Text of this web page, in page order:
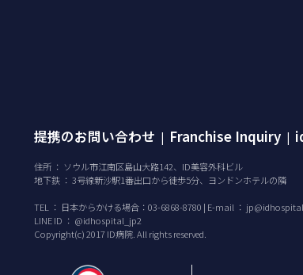
提携のお問い合わせ | Franchise Inquiry |
住所 ： ソウル市江南区島山大路142、ID美容外科ビル
地下鉄 ： 3号線新沙駅1番出口から徒歩5分、ヨンドンホテルの隣
TEL ： 日本からかける場合：03-6868-8780 | E-mail ：
LINE ID ： @idhospital_jp2
Copyright(c) 2017 ID病院. All rights reserved.